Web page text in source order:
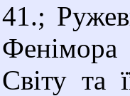
41.;
Світу та